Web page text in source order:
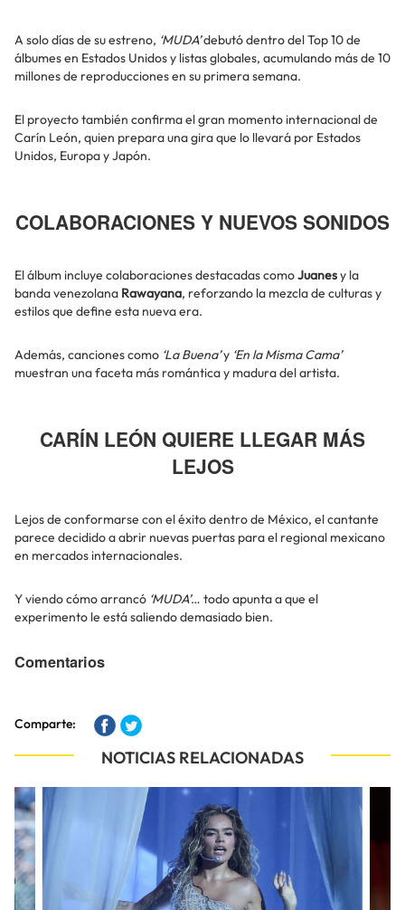
A solo días de su estreno, ‘MUDA’debutó dentro del Top 10 de
álbumes en Estados Unidos y listas globales, acumulando más de 10
millones de reproducciones en su primera semana.
El proyecto también confirma el gran momento internacional de
Carín León, quien prepara una gira que lo llevará por Estados
Unidos, Europa y Japón.
COLABORACIONES Y NUEVOS SONIDOS
El álbum incluye colaboraciones destacadas comoJuanesy la
banda venezolana Rawayana, reforzando la mezcla de culturas y
estilos que define esta nueva era.
Además, canciones como ‘La Buena’y ‘En la Misma Cama’
muestran una faceta más romántica y madura del artista.
CARÍN LEÓN QUIERE LLEGAR MÁS
LEJOS
Lejos de conformarse con el éxito dentro de México, el cantante
parece decidido a abrir nuevas puertas para el regional mexicano
en mercados internacionales.
Y viendo cómo arrancó ‘MUDA’… todo apunta a que el
experimento le está saliendo demasiado bien.
Comentarios
Comparte:
NOTICIAS RELACIONADAS